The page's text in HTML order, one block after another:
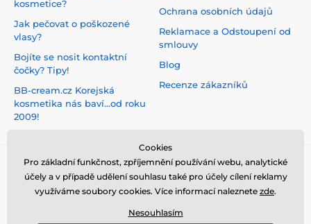
kosmetice?
Jak pečovat o poškozené
vlasy?
Bojíte se nosit kontaktní
čočky? Tipy!
BB-cream.cz Korejská
kosmetika nás baví...od roku
2009!
Ochrana osobních údajů
Reklamace a Odstoupení od
smlouvy
Blog
Recenze zákazníků
Cookies
Pro základní funkčnost, zpříjemnění používání webu, analytické
účely a v případě udělení souhlasu také pro účely cílení reklamy
využíváme soubory cookies. Více informací naleznete zde.
Nesouhlasím